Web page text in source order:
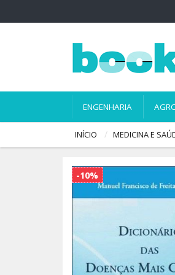
ENGENHARIA
INÍCIO MEDICINA E
-10%